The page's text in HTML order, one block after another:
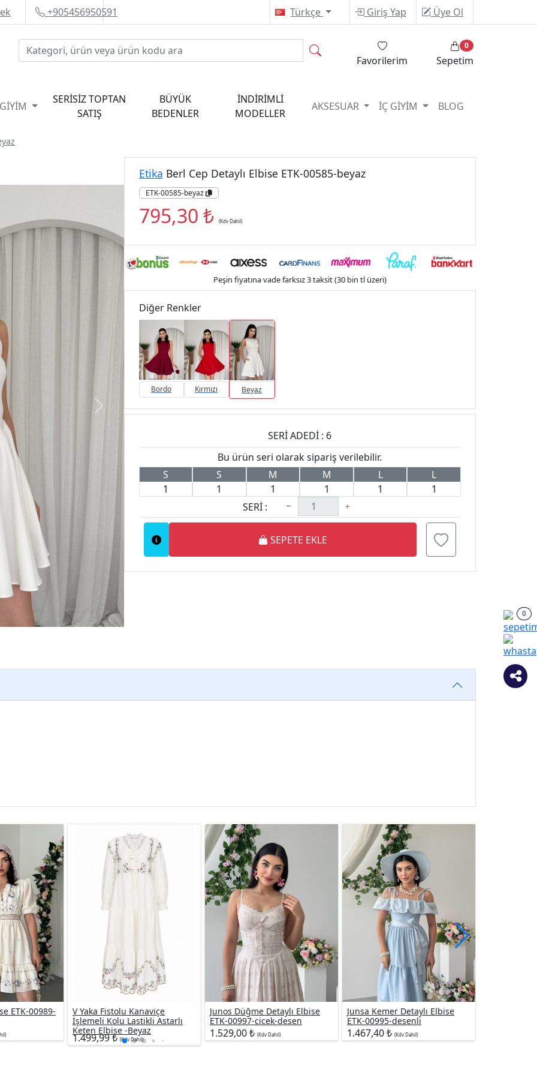
+905456950591 Türkçe Giriş Yap Üye Ol
Favorilerim Sepetim
0
SERİSİZ TOPTAN
SATIŞ
BÜYÜK
BEDENLER
İNDİRİMLİ
MODELLER
AKSESUAR İÇ GİYİM BLOG
P
Etika Berl Cep Detaylı Elbise ETK-00585-beyaz
ETK-00585-beyaz
795,30 ₺ (Kdv Dahil)
Peşin fiyatına vade farksız 3 taksit (30 bin tl üzeri)
Diğer Renkler
Bordo Kırmızı Beyaz
SERİ ADEDİ : 6
Bu ürün seri olarak sipariş verilebilir.
S
1
S
1
M
1
M
1
L
1
L
1
SERİ :
SEPETE EKLE
ETK-00989-
V Yaka Fistolu Kanaviçe
İşlemeli Kolu Lastikli Astarlı
Keten Elbise -Beyaz
1.499,99 ₺(Kdv Dahil)
Junos Düğme Detaylı Elbise
ETK-00997-cicek-desen
1.529,00 ₺ (Kdv Dahil)
Junsa Kemer Detaylı Elbise
ETK-00995-desenli
1.467,40 ₺ (Kdv Dahil)
0